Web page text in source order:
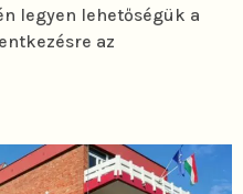
legyen lehetőségük a
az